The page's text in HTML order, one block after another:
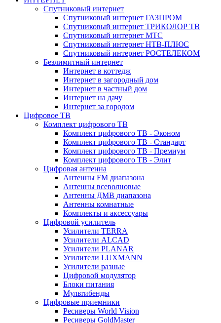
Спутниковый интернет
Спутниковый интернет ГАЗПРОМ
Спутниковый интернет ТРИКОЛОР ТВ
Спутниковый интернет МТС
Спутниковый интернет НТВ-ПЛЮС
Спутниковый интернет РОСТЕЛЕКОМ
Безлимитный интернет
Интернет в коттедж
Интернет в загородный дом
Интернет в частный дом
Интернет на дачу
Интернет за городом
Цифровое ТВ
Комплект цифрового ТВ
Комплект цифрового ТВ - Эконом
Комплект цифрового ТВ - Стандарт
Комплект цифрового ТВ - Премиум
Комплект цифрового ТВ - Элит
Цифровая антенна
Антенны FM диапазона
Антенны всеволновые
Антенны ДМВ диапазона
Антенны комнатные
Комплекты и аксессуары
Цифровой усилитель
Усилители TERRA
Усилители ALCAD
Усилители PLANAR
Усилители LUXMANN
Усилители разные
Цифровой модулятор
Блоки питания
Мультибенды
Цифровые приемники
Ресиверы World Vision
Ресиверы GoldMaster